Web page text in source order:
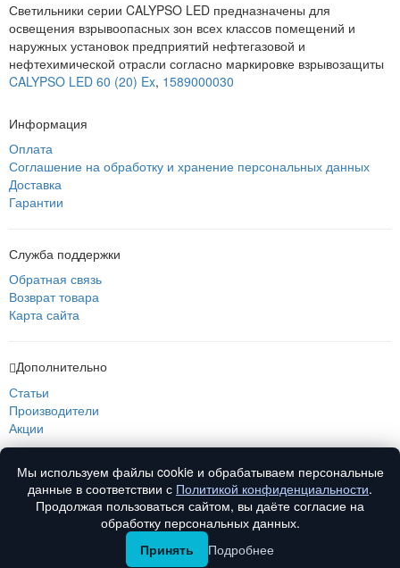
Светильники серии CALYPSO LED предназначены для
освещения взрывоопасных зон всех классов помещений и
наружных установок предприятий нефтегазовой и
нефтехимической отрасли согласно маркировке взрывозащиты
CALYPSO LED 60 (20) Ex, 1589000030
Информация
Оплата
Соглашение на обработку и хранение персональных данных
Доставка
Гарантии
Служба поддержки
Обратная связь
Возврат товара
Карта сайта
Дополнительно
Статьи
Производители
Акции
О нас
О компании
Мы используем файлы cookie и обрабатываем персональные
данные в соответствии с Политикой конфиденциальности.
Продолжая пользоваться сайтом, вы даёте согласие на
обработку персональных данных.
Принять
Подробнее